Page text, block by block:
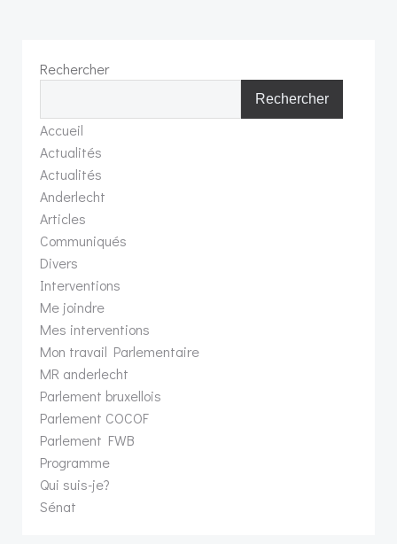
Rechercher
Rechercher
Accueil
Actualités
Actualités
Anderlecht
Articles
Communiqués
Divers
Interventions
Me joindre
Mes interventions
Mon travail Parlementaire
MR anderlecht
Parlement bruxellois
Parlement COCOF
Parlement FWB
Programme
Qui suis-je?
Sénat